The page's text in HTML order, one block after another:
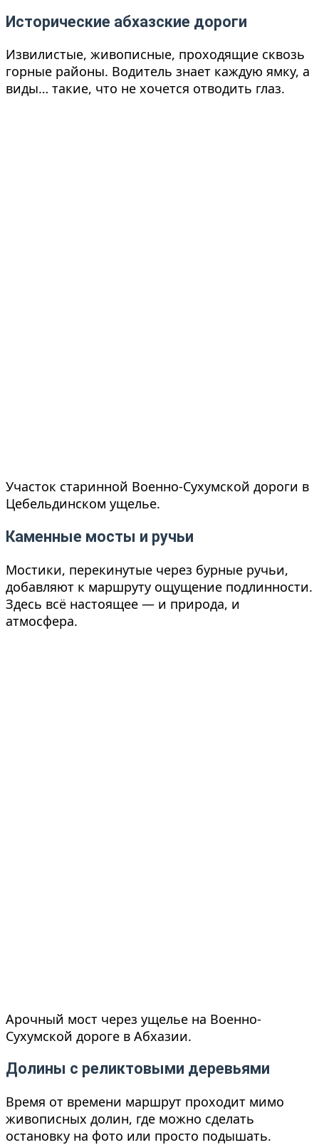
Исторические абхазские дороги
Извилистые, живописные, проходящие сквозь
горные районы. Водитель знает каждую ямку, а
виды… такие, что не хочется отводить глаз.
Участок старинной Военно-Сухумской дороги в
Цебельдинском ущелье.
Каменные мосты и ручьи
Мостики, перекинутые через бурные ручьи,
добавляют к маршруту ощущение подлинности.
Здесь всё настоящее — и природа, и
атмосфера.
Арочный мост через ущелье на Военно-
Сухумской дороге в Абхазии.
Долины с реликтовыми деревьями
Время от времени маршрут проходит мимо
живописных долин, где можно сделать
остановку на фото или просто подышать.